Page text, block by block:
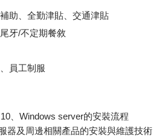
助、全勤津貼、交通津貼
牙/不定期餐敘
員工制服
、Windows server的安裝流程
器及周邊相關產品的安裝與維護技術